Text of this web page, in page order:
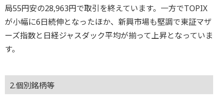
局55円安の28,963円で取引を終えています。一方でTOPIX
が小幅に6日続伸となったほか、新興市場も堅調で東証マザ
ーズ指数と日経ジャスダック平均が揃って上昇となっていま
す。
2.個別銘柄等